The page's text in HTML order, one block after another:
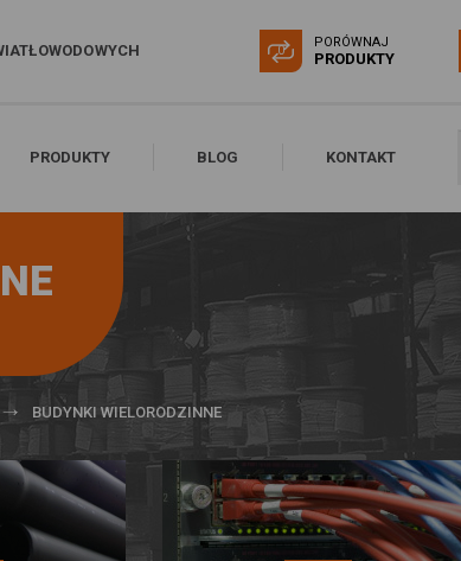
0
PORÓWNAJ
PRODUKTY
PRODUKTY BLOG KONTAKT
BUDYNKI WIELORODZINNE